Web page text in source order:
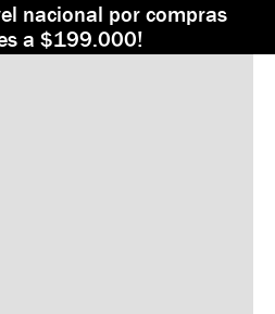
nacional por compras
a $199.000!